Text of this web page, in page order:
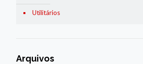
Utilitários
Arquivos